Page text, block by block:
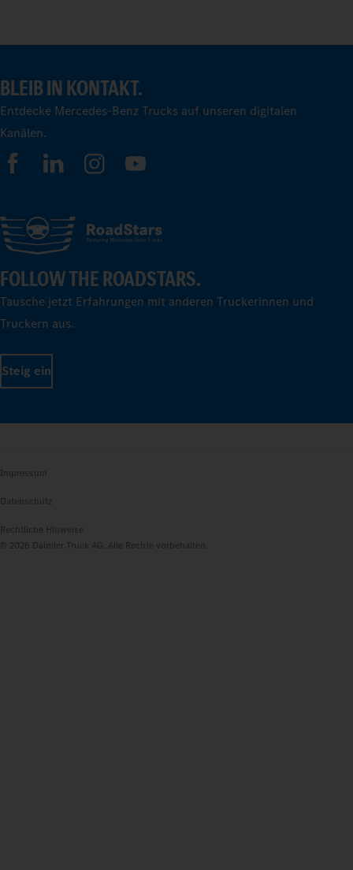
BLEIB IN KONTAKT.
Entdecke Mercedes-Benz Trucks auf unseren digitalen
Kanälen.
FOLLOW THE ROADSTARS.
Tausche jetzt Erfahrungen mit anderen Truckerinnen und
Truckern aus.
Steig ein
Impressum
Datenschutz
Rechtliche Hinweise
© 2026 Daimler Truck AG. Alle Rechte vorbehalten.